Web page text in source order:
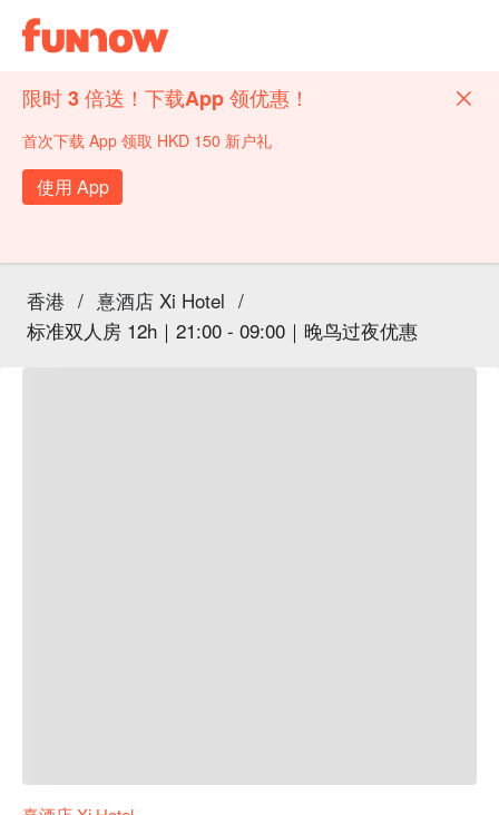
限时 3 倍送！下载App 领优惠！
首次下载 App 领取 HKD 150 新户礼
使用 App
香港 / 憙酒店 Xi Hotel /
标准双人房 12h｜21:00 - 09:00｜晚鸟过夜优惠